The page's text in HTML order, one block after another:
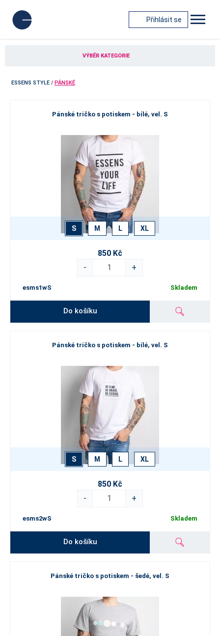
Přihlásit se
VÝBĚR KATEGORIE
ESSENS STYLE / PÁNSKÉ
Pánské tričko s potiskem - bílé, vel. S
S M L XL
850 Kč
-
+
esms1wS Skladem
Do košíku
Pánské tričko s potiskem - bílé, vel. S
S M L XL
850 Kč
-
+
esms2wS Skladem
Do košíku
Pánské tričko s potiskem - šedé, vel. S